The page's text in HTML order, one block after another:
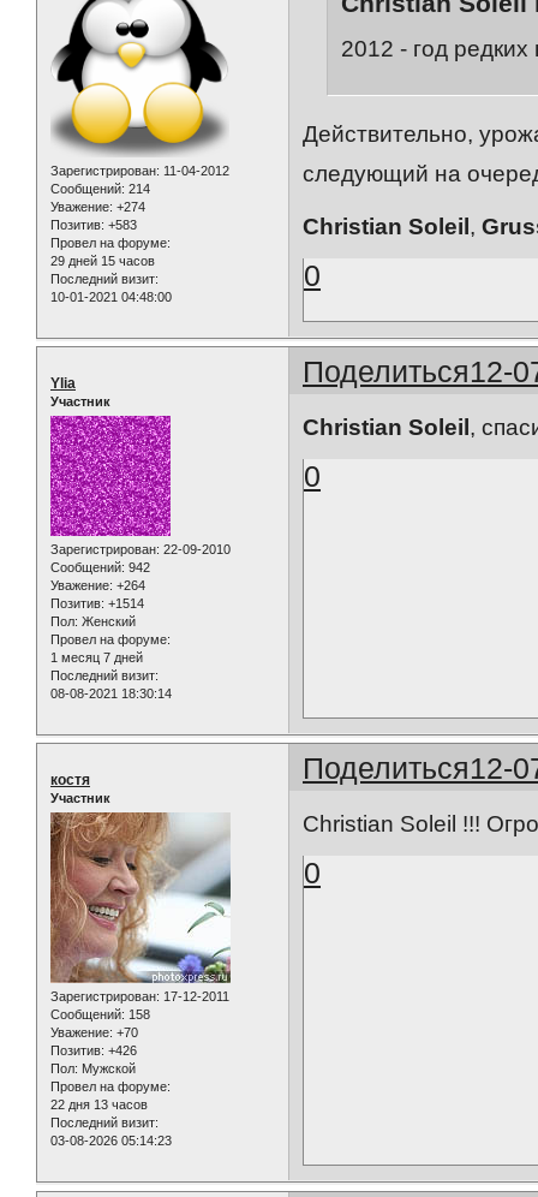
Зарегистрирован: 11-04-2012
Сообщений: 214
Уважение: +274
Позитив: +583
Провел на форуме:
29 дней 15 часов
Последний визит:
10-01-2021 04:48:00
2012 - год редких
Действительно,
следующий на
Christian Soleil ,
0
Поделиться12-
Ylia
Участник
Зарегистрирован: 22-09-2010
Сообщений: 942
Уважение: +264
Позитив: +1514
Пол: Женский
Провел на форуме:
1 месяц 7 дней
Последний визит:
08-08-2021 18:30:14
Christian Soleil ,
0
Поделиться12-
костя
Участник
Зарегистрирован: 17-12-2011
Сообщений: 158
Уважение: +70
Позитив: +426
Пол: Мужской
Провел на форуме:
22 дня 13 часов
Последний визит:
03-08-2026 05:14:23
Christian Soleil !!!
0